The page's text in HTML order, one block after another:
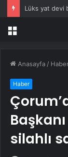
Lüks yat devi
Menü
Anasayfa /
Haber
silahlı